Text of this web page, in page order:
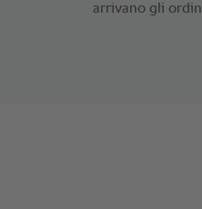
arrivano gli